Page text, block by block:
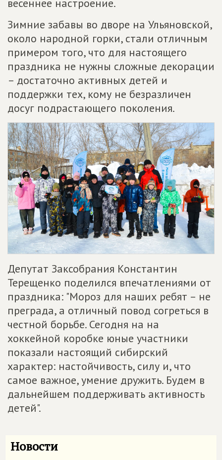
весеннее настроение.
Зимние забавы во дворе на Ульяновской,
около народной горки, стали отличным
примером того, что для настоящего
праздника не нужны сложные декорации
– достаточно активных детей и
поддержки тех, кому не безразличен
досуг подрастающего поколения.
Депутат Заксобрания Константин
Терещенко поделился впечатлениями от
праздника: "Мороз для наших ребят – не
преграда, а отличный повод согреться в
честной борьбе. Сегодня на на
хоккейной коробке юные участники
показали настоящий сибирский
характер: настойчивость, силу и, что
самое важное, умение дружить. Будем в
дальнейшем поддерживать активность
детей".
Новости